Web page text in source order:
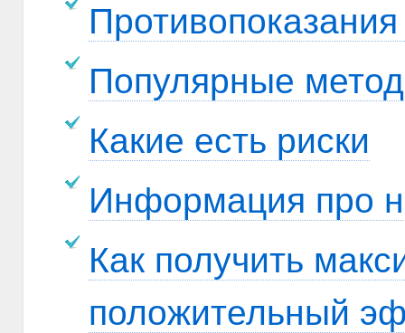
Популярные
Какие есть риски
Информация про
Как получить
положительный